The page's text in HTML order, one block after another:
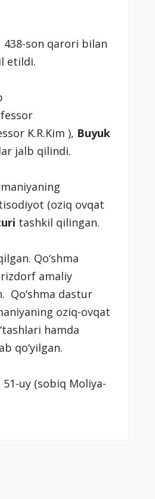
438-son qarori bilan
etildi.
K.R.Kim ), Buyuk
jalb qilindi.
(oziq ovqat
tashkil qilingan.
Qo‘shma
amaliy
Qo‘shma dastur
oziq-ovqat
hamda
qo‘yilgan.
uy (sobiq Moliya-